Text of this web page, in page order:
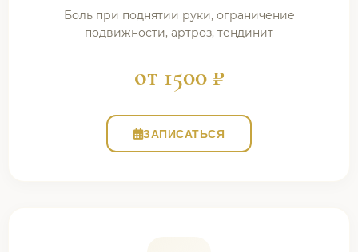
Боль при поднятии руки, ограничение
подвижности, артроз, тендинит
от 1500 ₽
ЗАПИСАТЬСЯ